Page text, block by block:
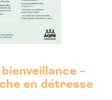
–
en détresse